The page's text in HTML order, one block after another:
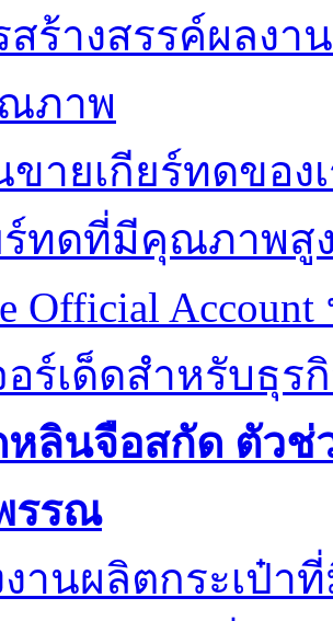
สร้างสรรค์ผลงา
ภาพ
ขายเกียร์ทดของ
ร์ทดที่มีคุณภาพสู
Official
อร์เด็ดสำหรับธุร
หลินจือสกัด ตัว
รรณ
งานผลิตกระเป๋า